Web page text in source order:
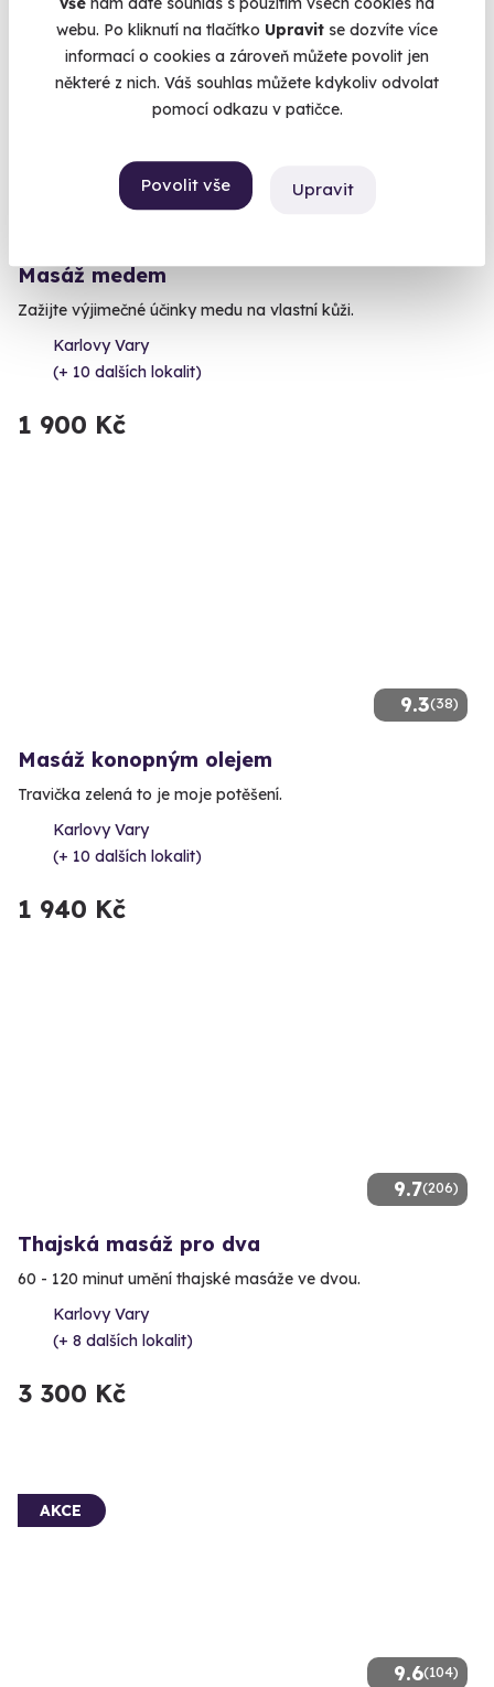
webu. Po kliknutí na tlačítko Upravit se dozvíte více
informací o cookies a zároveň můžete povolit jen
některé z nich. Váš souhlas můžete kdykoliv odvolat
pomocí odkazu v patičce.
Povolit vše Upravit
Masáž medem
Zažijte výjimečné účinky medu na vlastní kůži.
Karlovy Vary
(+ 10 dalších lokalit)
1 900 Kč
9.3(38)
Masáž konopným olejem
Travička zelená to je moje potěšení.
Karlovy Vary
(+ 10 dalších lokalit)
1 940 Kč
9.7(206)
Thajská masáž pro dva
60 - 120 minut umění thajské masáže ve dvou.
Karlovy Vary
(+ 8 dalších lokalit)
3 300 Kč
9.6(104)
AKCE